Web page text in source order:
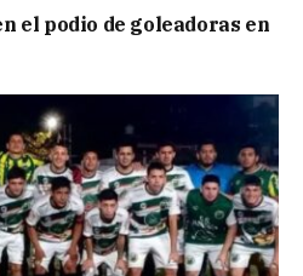
el podio de goleadoras en